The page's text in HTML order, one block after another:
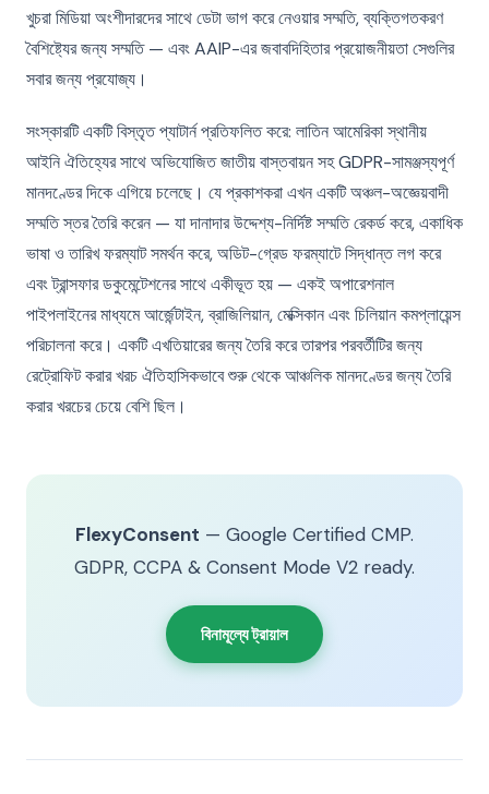
খুচরা মিডিয়া অংশীদারদের সাথে ডেটা ভাগ করে নেওয়ার সম্মতি, ব্যক্তিগতকরণ
বৈশিষ্ট্যের জন্য সম্মতি — এবং AAIP-এর জবাবদিহিতার প্রয়োজনীয়তা সেগুলির
সবার জন্য প্রযোজ্য।
সংস্কারটি একটি বিস্তৃত প্যাটার্ন প্রতিফলিত করে: লাতিন আমেরিকা স্থানীয়
আইনি ঐতিহ্যের সাথে অভিযোজিত জাতীয় বাস্তবায়ন সহ GDPR-সামঞ্জস্যপূর্ণ
মানদণ্ডের দিকে এগিয়ে চলেছে। যে প্রকাশকরা এখন একটি অঞ্চল-অজ্ঞেয়বাদী
সম্মতি স্তর তৈরি করেন — যা দানাদার উদ্দেশ্য-নির্দিষ্ট সম্মতি রেকর্ড করে, একাধিক
ভাষা ও তারিখ ফরম্যাট সমর্থন করে, অডিট-গ্রেড ফরম্যাটে সিদ্ধান্ত লগ করে
এবং ট্রান্সফার ডকুমেন্টেশনের সাথে একীভূত হয় — একই অপারেশনাল
পাইপলাইনের মাধ্যমে আর্জেন্টাইন, ব্রাজিলিয়ান, মেক্সিকান এবং চিলিয়ান কমপ্লায়েন্স
পরিচালনা করে। একটি এখতিয়ারের জন্য তৈরি করে তারপর পরবর্তীটির জন্য
রেট্রোফিট করার খরচ ঐতিহাসিকভাবে শুরু থেকে আঞ্চলিক মানদণ্ডের জন্য তৈরি
করার খরচের চেয়ে বেশি ছিল।
FlexyConsent — Google Certified CMP.
GDPR, CCPA & Consent Mode V2 ready.
বিনামূল্যে ট্রায়াল